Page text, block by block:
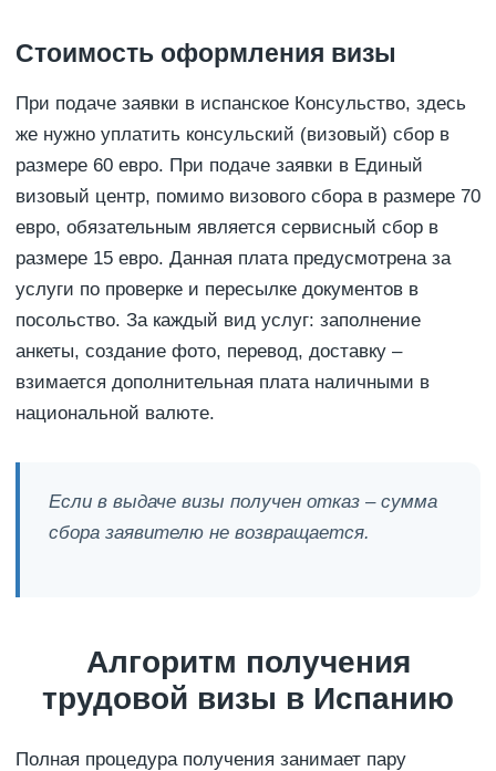
Стоимость оформления визы
При подаче заявки в испанское Консульство, здесь
же нужно уплатить консульский (визовый) сбор в
размере 60 евро. При подаче заявки в Единый
визовый центр, помимо визового сбора в размере 70
евро, обязательным является сервисный сбор в
размере 15 евро. Данная плата предусмотрена за
услуги по проверке и пересылке документов в
посольство. За каждый вид услуг: заполнение
анкеты, создание фото, перевод, доставку –
взимается дополнительная плата наличными в
национальной валюте.
Если в выдаче визы получен отказ – сумма
сбора заявителю не возвращается.
Алгоритм получения
трудовой визы в Испанию
Полная процедура получения занимает пару